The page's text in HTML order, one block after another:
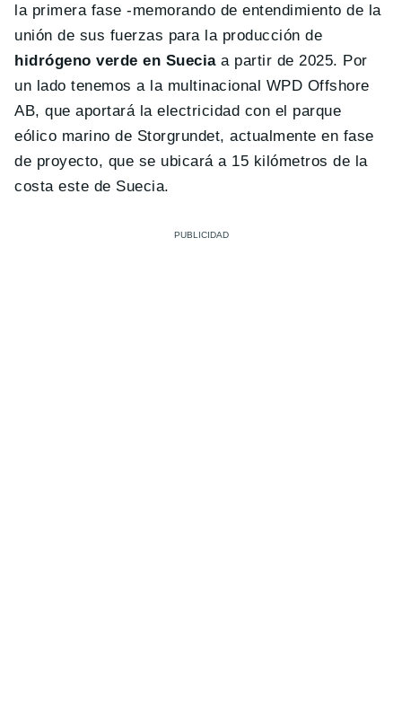
la primera fase -memorando de entendimiento de la
unión de sus fuerzas para la producción de
hidrógeno verde en Sueciaa partir de 2025. Por
un lado tenemos a la multinacional WPD Offshore
AB, que aportará la electricidad con el parque
eólico marino de Storgrundet, actualmente en fase
de proyecto, que se ubicará a 15 kilómetros de la
costa este de Suecia.